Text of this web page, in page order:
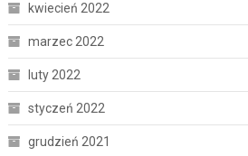
kwiecień 2022
marzec 2022
luty 2022
styczeń 2022
grudzień 2021